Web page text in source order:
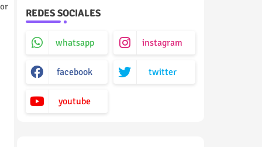
REDES SOCIALES
whatsapp instagram
facebook twitter
youtube